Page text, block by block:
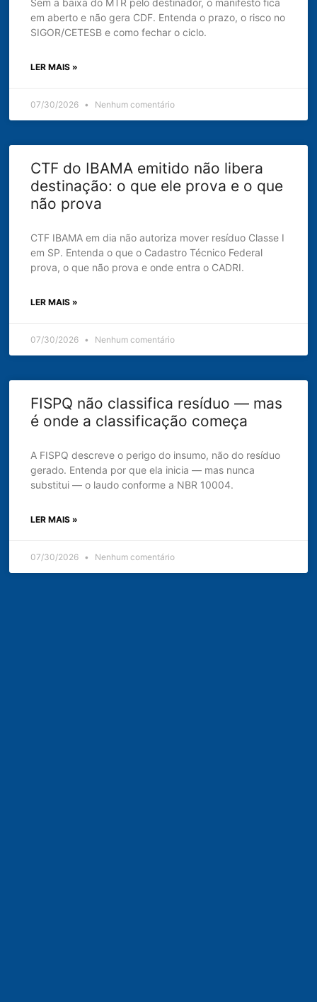
em aberto e não gera CDF. Entenda o prazo, o risco no
SIGOR/CETESB e como fechar o ciclo.
LER MAIS »
07/30/2026 Nenhum comentário
CTF do IBAMA emitido não libera
destinação: o que ele prova e o que
não prova
CTF IBAMA em dia não autoriza mover resíduo Classe I
em SP. Entenda o que o Cadastro Técnico Federal
prova, o que não prova e onde entra o CADRI.
LER MAIS »
07/30/2026 Nenhum comentário
FISPQ não classifica resíduo — mas
é onde a classificação começa
A FISPQ descreve o perigo do insumo, não do resíduo
gerado. Entenda por que ela inicia — mas nunca
substitui — o laudo conforme a NBR 10004.
LER MAIS »
07/30/2026 Nenhum comentário